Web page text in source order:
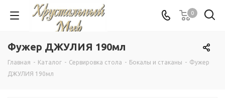
0
Фужер ДЖУЛИЯ 190мл
Главная - Каталог - Сервировка стола - Бокалы и стаканы - Фужер
ДЖУЛИЯ 190мл